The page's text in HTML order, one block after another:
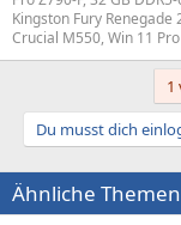
Kingston Fury Renegade
Crucial M550, Win 11
1
Du musst dich
Ähnliche Themen